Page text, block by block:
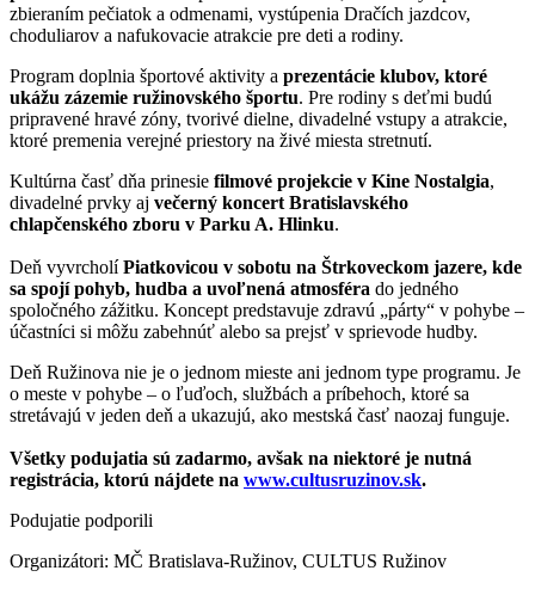
zbieraním pečiatok a odmenami, vystúpenia Dračích jazdcov,
choduliarov a nafukovacie atrakcie pre deti a rodiny.
Program doplnia športové aktivity a prezentácie klubov, ktoré
ukážu zázemie ružinovského športu. Pre rodiny s deťmi budú
pripravené hravé zóny, tvorivé dielne, divadelné vstupy a atrakcie,
ktoré premenia verejné priestory na živé miesta stretnutí.
Kultúrna časť dňa prinesie filmové projekcie v Kine Nostalgia,
divadelné prvky aj večerný koncert Bratislavského
chlapčenského zboru v Parku A. Hlinku.
Deň vyvrcholíPiatkovicou v sobotu na Štrkoveckom jazere, kde
sa spojí pohyb, hudba a uvoľnená atmosféra do jedného
spoločného zážitku. Koncept predstavuje zdravú „párty“ v pohybe –
účastníci si môžu zabehnúť alebo sa prejsť v sprievode hudby.
Deň Ružinova nie je o jednom mieste ani jednom type programu. Je
o meste v pohybe – o ľuďoch, službách a príbehoch, ktoré sa
stretávajú v jeden deň a ukazujú, ako mestská časť naozaj funguje.
Všetky podujatia sú zadarmo, avšak na niektoré je nutná
registrácia, ktorú nájdete na www.cultusruzinov.sk.
Podujatie podporili
Organizátori: MČ Bratislava-Ružinov, CULTUS Ružinov